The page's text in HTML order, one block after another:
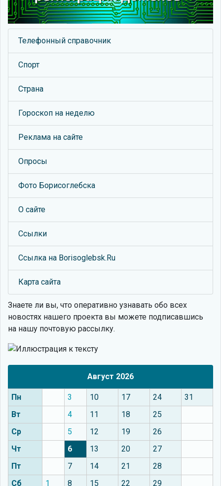
Телефонный справочник
Спорт
Страна
Гороскоп на неделю
Реклама на сайте
Опросы
Фото Борисоглебска
О сайте
Ссылки
Ссылка на Borisoglebsk.Ru
Карта сайта
Знаете ли вы, что оперативно узнавать обо всех
новостях нашего проекта вы можете подписавшись
на нашу почтовую рассылку.
Август 2026
Пн 3 10 17 24
31
Вт
4 11 18
25
Ср
5 12 19
26
Чт
6 13 20
27
Пт
7 14 21
28
Сб
1 8 15 22 29